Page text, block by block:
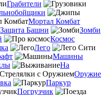
Грабители
Мортал Комбат
Защита Башни
Зомби
Космос
Лего
Машины
На
Оружие
Паркур
Погрузчик